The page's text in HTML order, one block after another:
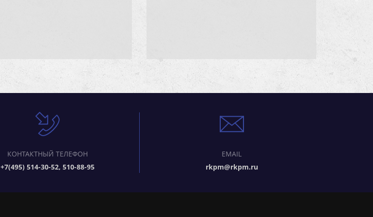
КОНТАКТНЫЙ ТЕЛЕФОН
+7(495) 514-30-52, 510-88-95
EMAIL
rkpm@rkpm.ru